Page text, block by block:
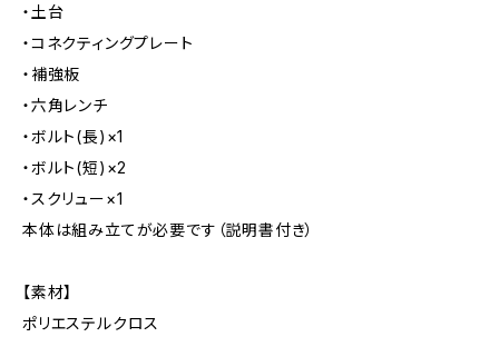
・土台
・コネクティングプレート
・補強板
・六角レンチ
・ボルト(長)×1
・ボルト(短)×2
・スクリュー×1
本体は組み立てが必要です（説明書付き）
【素材】
ポリエステルクロス